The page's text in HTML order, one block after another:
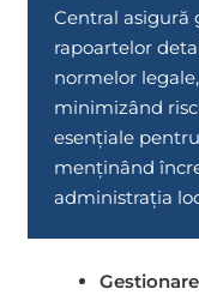
Central asigură
rapoartelor
normelor
minimizând
esențiale
menținând
administrația